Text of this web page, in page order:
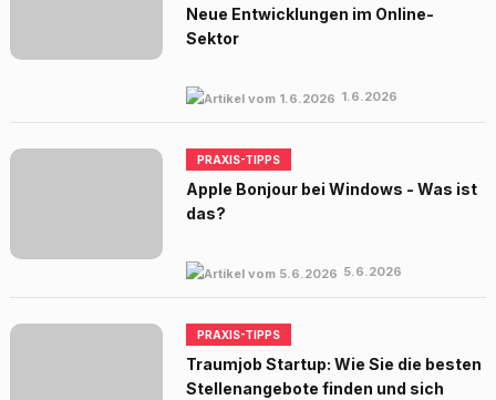
Neue Entwicklungen im Online-
Sektor
1.6.2026
PRAXIS-TIPPS
Apple Bonjour bei Windows - Was ist
das?
5.6.2026
PRAXIS-TIPPS
Traumjob Startup: Wie Sie die besten
Stellenangebote finden und sich